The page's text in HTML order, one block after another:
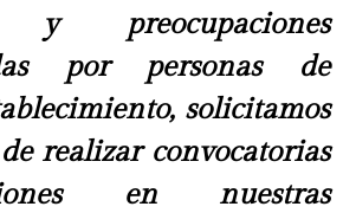
y preocupaciones
por personas de
solicitamos
realizar convocatorias
en nuestras